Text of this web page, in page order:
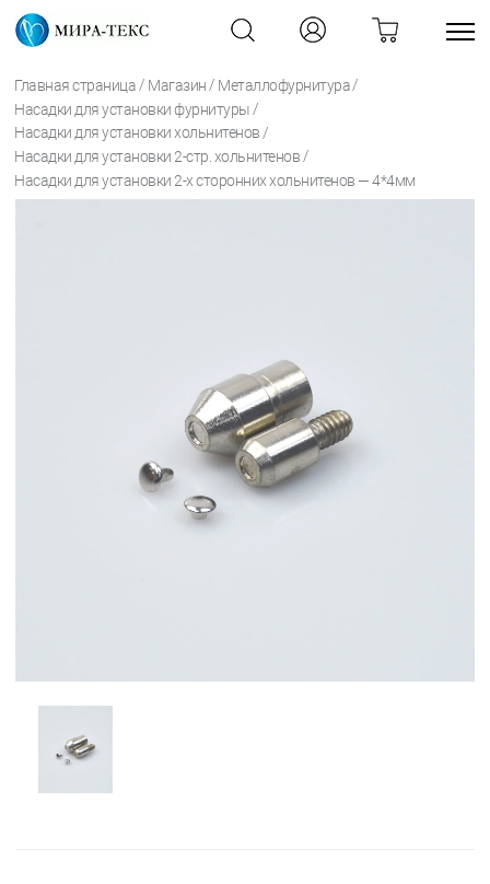
Главная страница / Магазин / Металлофурнитура /
Насадки для установки фурнитуры /
Насадки для установки хольнитенов /
Насадки для установки 2-стр. хольнитенов/
Насадки для установки 2-х сторонних хольнитенов — 4*4мм